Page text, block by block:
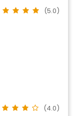
(5.0)
(4.0)